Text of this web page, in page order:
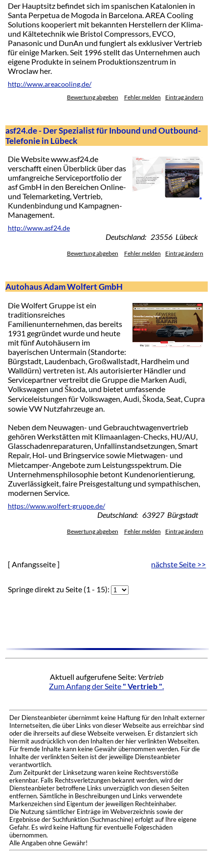
Der Hauptsitz befindet sich im spanischen Katalonien in
Santa Perpetua de Mogoda in Barcelona. AREA Cooling
Solutions kooperiert mit bekannten Herstellern der Klima-
und Kältetechnik wie Bristol Compressors, EVCO,
Panasonic und DunAn und fungiert als exklusiver Vertrieb
für einige Marken. Seit 1996 stellt das Unternehmen auch
eigene Produkte in seinem Produktionszentrum in
Wroclaw her.
http://www.areacooling.de/
Bewertung abgeben Fehler melden Eintrag ändern
asf24.de - Der Spezialist für Inbound und Outbound-
Telefonie in Lübeck
Die Website www.asf24.de
verschafft einen Überblick über das
umfangreiche Serviceportfolio der
asf GmbH in den Bereichen Online-
und Telemarketing, Vertrieb,
Kundenbindung und Kampagnen-
Management.
http://www.asf24.de
Deutschland: 23556 Lübeck
Bewertung abgeben Fehler melden Eintrag ändern
Autohaus Adam Wolfert GmbH
Die Wolfert Gruppe ist ein
traditionsreiches
Familienunternehmen, das bereits
1931 gegründet wurde und heute
mit fünf Autohäusern im
bayerischen Untermain (Standorte:
Bürgstadt, Laudenbach, Großwallstadt, Hardheim und
Walldürn) vertreten ist. Als autorisierter Händler und
Servicepartner vertreibt die Gruppe die Marken Audi,
Volkswagen und Škoda, und bietet umfassende
Serviceleistungen für Volkswagen, Audi, Škoda, Seat, Cupra
sowie VW Nutzfahrzeuge an.
Neben dem Neuwagen- und Gebrauchtwagenvertrieb
gehören Werkstätten mit Klimaanlagen-Checks, HU/AU,
Glasschadenreparaturen, Unfallinstandsetzungen, Smart
Repair, Hol‑ und Bringservice sowie Mietwagen- und
Mietcamper-Angebote zum Leistungsspektrum. Die
Unternehmensphilosophie betont Kundenorientierung,
Zuverlässigkeit, faire Preisgestaltung und sympathischen,
modernen Service.
https://www.wolfert-gruppe.de/
Deutschland: 63927 Bürgstadt
Bewertung abgeben Fehler melden Eintrag ändern
[ Anfangsseite ] nächste Seite >>
Springe direkt zu Seite (1 - 15):
Aktuell aufgerufene Seite: Vertrieb
Zum Anfang der Seite " Vertrieb "
Der Diensteanbieter übernimmt keine Haftung für den Inhalt externer
Internetseiten, die über Links von dieser Webseite aus erreichbar sind
oder die ihrerseits auf diese Webseite verweisen. Er distanziert sich
hiermit ausdrücklich von den Inhalten der hier verlinkten Webseiten.
Für fremde Inhalte kann keine Gewähr übernommen werden. Für die
Inhalte der verlinkten Seiten ist der jeweilige Diensteanbieter
verantwortlich.
Zum Zeitpunkt der Linksetzung waren keine Rechtsverstöße
erkennbar. Falls Rechtsverletzungen bekannt werden, wird der
Diensteanbieter betroffene Links unverzüglich von diesen Seiten
entfernen. Sämtliche in Beschreibungen und Links verwendete
Markenzeichen sind Eigentum der jeweiligen Rechteinhaber.
Die Nutzung sämtlicher Einträge im Webverzeichnis sowie der
Ergebnisse der Suchfunktion (Suchmaschine) erfolgt auf Ihre eigene
Gefahr. Es wird keine Haftung für eventuelle Folgeschäden
übernommen.
Alle Angaben ohne Gewähr!